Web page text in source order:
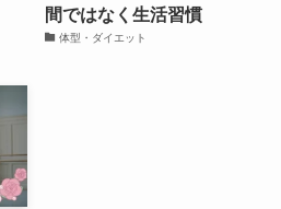
間ではなく生活習慣
体型・ダイエット